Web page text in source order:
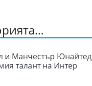
и Манчестър Юнайтед
талант на Интер